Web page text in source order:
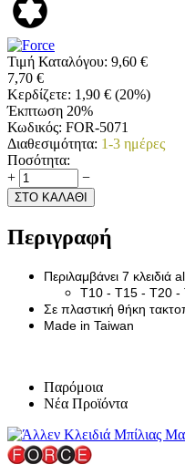
Τιμή Καταλόγου: 9,60 €
7,70 €
Κερδίζετε: 1,90 € (20%)
Έκπτωση 20%
Κωδικός: FOR-5071
Διαθεσιμότητα: 1-3 ημέρες
Ποσότητα:
+
−
ΣΤΟ ΚΑΛΑΘΙ
Περιγραφή
Περιλαμβάνει 7 κλειδιά
T10 - T15 - T20 -
Σε πλαστική θήκη
Made in Taiwan
Παρόμοια
Νέα Προϊόντα